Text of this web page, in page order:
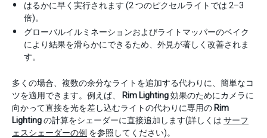
はるかに早く実行されます (2 つのピクセルライトでは 2–3
倍)。
グローバルイルミネーションおよびライトマッパーのベイク
により結果を滑らかにできるため、外見が著しく改善されま
す。
多くの場合、複数の余分なライトを追加する代わりに、簡単なコ
ツを適用できます。例えば、
Rim Lighting効果のためにカメラに
向かって直接を光を差し込むライトの代わりに専用の Rim
Lightingの計算をシェーダーに直接追加します(詳しくは サーフ
ェスシェーダーの例 を参照してください)。